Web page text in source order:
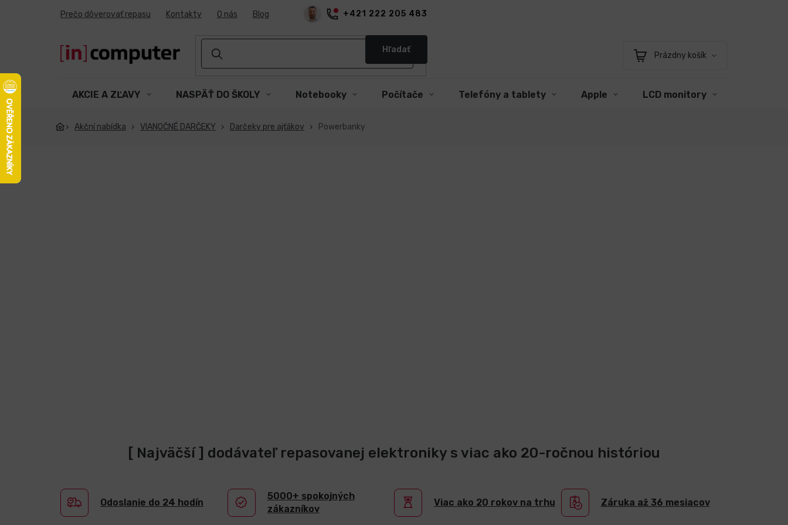
+421 222 205 483
Prečo dôverovať repasu Kontakty O nás Blog
Hľadať
Nákupný
Prázdny košík
AKCIE A ZĽAVY NASPÄŤ DO ŠKOLY Notebooky Počítače Telefóny a tablety Apple LCD monitory
Akční nabídka VIANOČNÉ DARČEKY Darčeky pre ajťákov Powerbanky
[ Najväčší ] dodávateľ repasovanej elektroniky s viac ako 20-ročnou históriou
Odoslanie do 24 hodín
5000+ spokojných
zákazníkov
Viac ako 20 rokov na trhu Záruka až 36 mesiacov